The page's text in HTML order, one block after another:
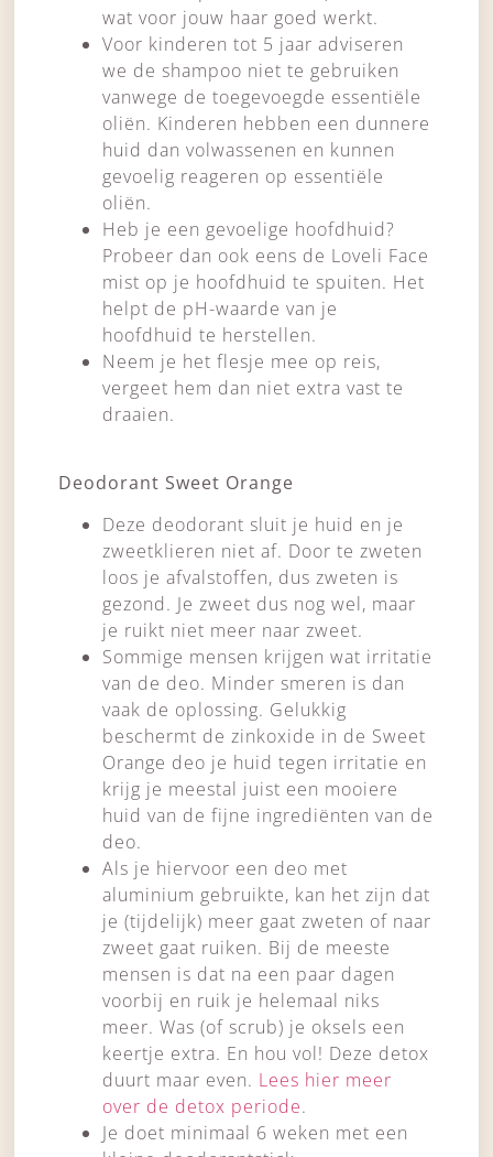
wat voor jouw haar goed werkt.
Voor kinderen tot 5 jaar adviseren
we de shampoo niet te gebruiken
vanwege de toegevoegde essentiële
oliën. Kinderen hebben een dunnere
huid dan volwassenen en kunnen
gevoelig reageren op essentiële
oliën.
Heb je een gevoelige hoofdhuid?
Probeer dan ook eens de Loveli Face
mist op je hoofdhuid te spuiten. Het
helpt de pH-waarde van je
hoofdhuid te herstellen.
Neem je het flesje mee op reis,
vergeet hem dan niet extra vast te
draaien.
Deodorant Sweet Orange
Deze deodorant sluit je huid en je
zweetklieren niet af. Door te zweten
loos je afvalstoffen, dus zweten is
gezond. Je zweet dus nog wel, maar
je ruikt niet meer naar zweet.
Sommige mensen krijgen wat irritatie
van de deo. Minder smeren is dan
vaak de oplossing. Gelukkig
beschermt de zinkoxide in de Sweet
Orange deo je huid tegen irritatie en
krijg je meestal juist een mooiere
huid van de fijne ingrediënten van de
deo.
Als je hiervoor een deo met
aluminium gebruikte, kan het zijn dat
je (tijdelijk) meer gaat zweten of naar
zweet gaat ruiken. Bij de meeste
mensen is dat na een paar dagen
voorbij en ruik je helemaal niks
meer. Was (of scrub) je oksels een
keertje extra. En hou vol! Deze detox
duurt maar even. Lees hier meer
over de detox periode.
Je doet minimaal 6 weken met een